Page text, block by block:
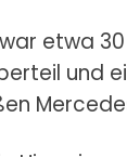
etwa
und